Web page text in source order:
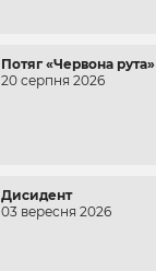
Потяг «Червона рута»
20 серпня 2026
Дисидент
03 вересня 2026